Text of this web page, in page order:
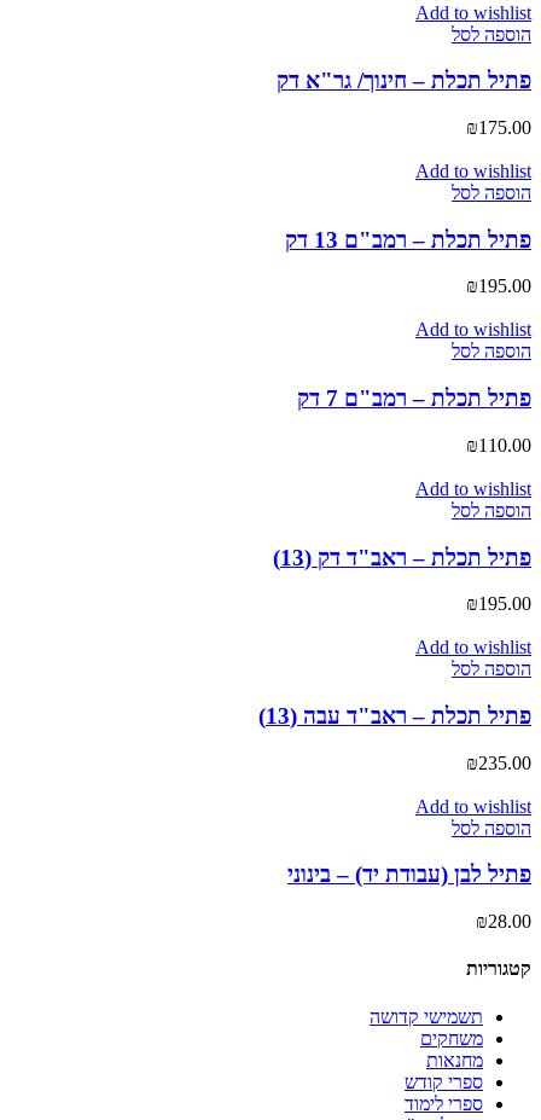
Add to wishlist
הוספה לסל
פתיל תכלת – חינוך/ גר"א דק
₪175.00
Add to wishlist
הוספה לסל
פתיל תכלת – רמב"ם 13 דק
₪195.00
Add to wishlist
הוספה לסל
פתיל תכלת – רמב"ם 7 דק
₪110.00
Add to wishlist
הוספה לסל
פתיל תכלת – ראב"ד דק (13)
₪195.00
Add to wishlist
הוספה לסל
פתיל תכלת – ראב"ד עבה (13)
₪235.00
Add to wishlist
הוספה לסל
פתיל לבן (עבודת יד) – בינוני
₪28.00
קטגוריות
תשמישי קדושה
משחקים
מחנאות
ספרי קודש
ספרי לימוד